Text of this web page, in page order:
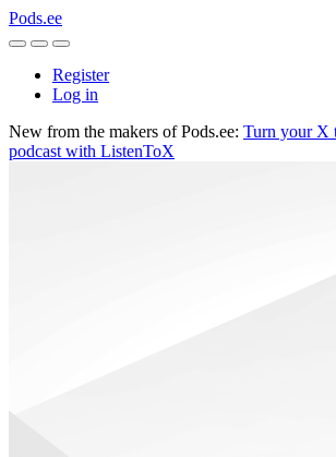
Pods.ee
Register
Log in
New from the makers of Pods.ee: Turn your X
podcast with ListenToX